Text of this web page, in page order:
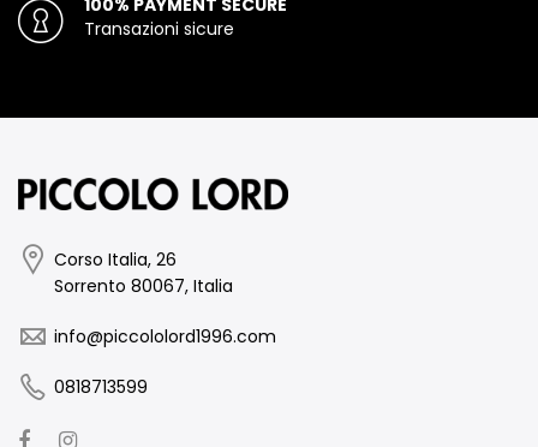
100% PAYMENT SECURE
Transazioni sicure
Corso Italia, 26
Sorrento 80067, Italia
info@piccololord1996.com
0818713599